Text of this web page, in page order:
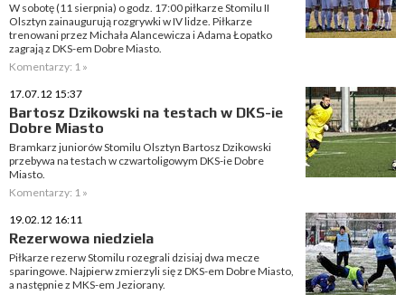
W sobotę (11 sierpnia) o godz. 17:00 piłkarze Stomilu II
Olsztyn zainaugurują rozgrywki w IV lidze. Piłkarze
trenowani przez Michała Alancewicza i Adama Łopatko
zagrają z DKS-em Dobre Miasto.
Komentarzy: 1 »
17.07.12 15:37
Bartosz Dzikowski na testach w DKS-ie
Dobre Miasto
Bramkarz juniorów Stomilu Olsztyn Bartosz Dzikowski
przebywa na testach w czwartoligowym DKS-ie Dobre
Miasto.
Komentarzy: 1 »
19.02.12 16:11
Rezerwowa niedziela
Piłkarze rezerw Stomilu rozegrali dzisiaj dwa mecze
sparingowe. Najpierw zmierzyli się z DKS-em Dobre Miasto,
a następnie z MKS-em Jeziorany.